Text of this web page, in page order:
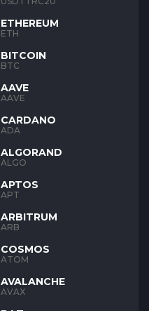
ETHEREUM
ETH
BITCOIN
BTC
AAVE
AAVE
CARDANO
ADA
ALGORAND
ALGO
APTOS
APT
ARBITRUM
ARB
COSMOS
ATOM
AVALANCHE
AVAX